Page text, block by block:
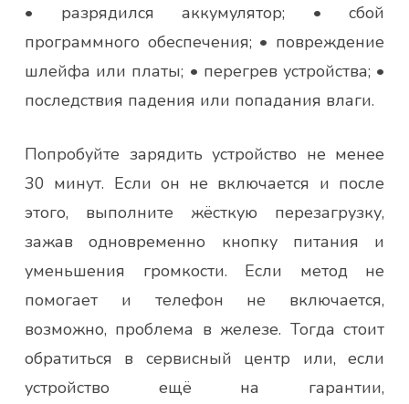
• разрядился аккумулятор; • сбой
программного обеспечения; • повреждение
шлейфа или платы; • перегрев устройства; •
последствия падения или попадания влаги.
Попробуйте зарядить устройство не менее
30 минут. Если он не включается и после
этого, выполните жёсткую перезагрузку,
зажав одновременно кнопку питания и
уменьшения громкости. Если метод не
помогает и телефон не включается,
возможно, проблема в железе. Тогда стоит
обратиться в сервисный центр или, если
устройство ещё на гарантии,